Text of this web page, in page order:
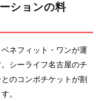
ションの料
ネフィット・ワンが運
シーライフ名古屋のチ
のコンボチケットが割
。